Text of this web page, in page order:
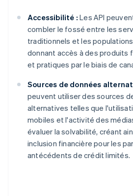
Accessibilité : Les API
combler le fossé entre les
traditionnels et les
donnant accès à des produits
et pratiques par le biais de
Sources de données
peuvent utiliser des sources
alternatives telles que
mobiles et l'activité des
évaluer la solvabilité, créant
inclusion financière pour les
antécédents de crédit limités.